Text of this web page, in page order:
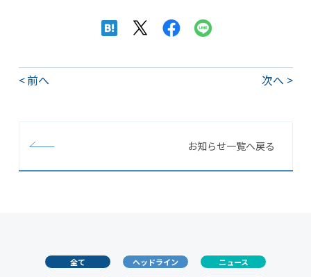
前へ 次へ
お知らせ一覧へ戻る
全て ヘッドライン
ニュース